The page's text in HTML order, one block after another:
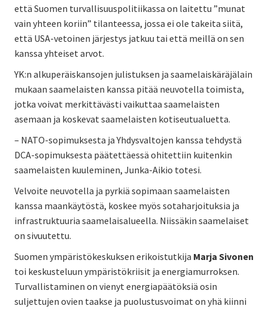
että Suomen turvallisuuspolitiikassa on laitettu ”munat
vain yhteen koriin” tilanteessa, jossa ei ole takeita siitä,
että USA-vetoinen järjestys jatkuu tai että meillä on sen
kanssa yhteiset arvot.
YK:n alkuperäiskansojen julistuksen ja saamelaiskäräjälain
mukaan saamelaisten kanssa pitää neuvotella toimista,
jotka voivat merkittävästi vaikuttaa saamelaisten
asemaan ja koskevat saamelaisten kotiseutualuetta.
– NATO-sopimuksesta ja Yhdysvaltojen kanssa tehdystä
DCA-sopimuksesta päätettäessä ohitettiin kuitenkin
saamelaisten kuuleminen, Junka-Aikio totesi.
Velvoite neuvotella ja pyrkiä sopimaan saamelaisten
kanssa maankäytöstä, koskee myös sotaharjoituksia ja
infrastruktuuria saamelaisalueella. Niissäkin saamelaiset
on sivuutettu.
Suomen ympäristökeskuksen erikoistutkija Marja Sivonen
toi keskusteluun ympäristökriisit ja energiamurroksen.
Turvallistaminen on vienyt energiapäätöksiä osin
suljettujen ovien taakse ja puolustusvoimat on yhä kiinni